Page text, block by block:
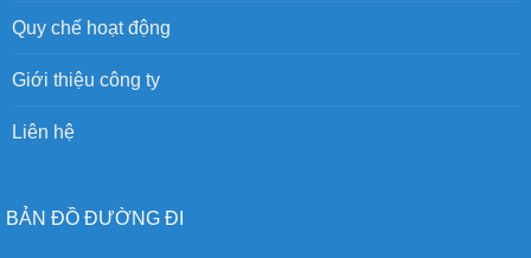
Quy chế hoạt động
Giới thiệu công ty
Liên hệ
BẢN ĐỒ ĐƯỜNG ĐI